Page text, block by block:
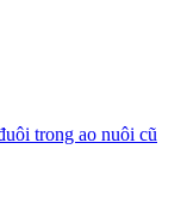
trong ao nuôi cũ